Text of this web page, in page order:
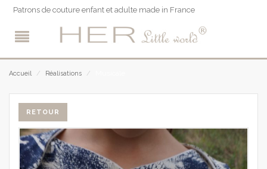
Patrons de couture enfant et adulte made in France
Accueil / Réalisations /
RETOUR